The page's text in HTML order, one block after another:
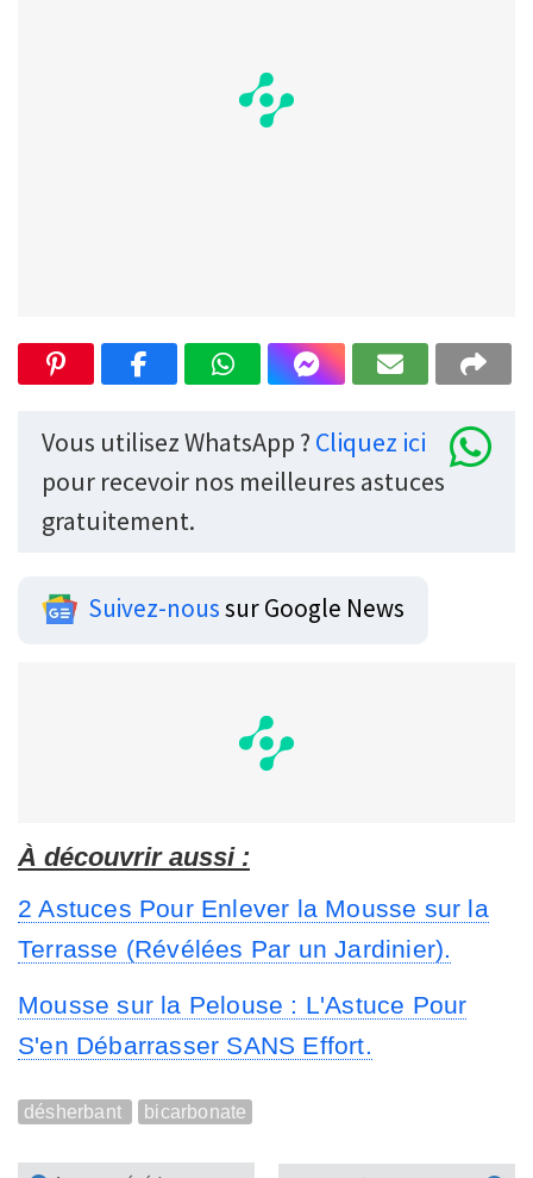
Vous utilisez WhatsApp ? Cliquez ici
pour recevoir nos meilleures astuces
gratuitement.
Suivez-noussur Google News
À découvrir aussi :
2 Astuces Pour Enlever la Mousse sur la
Terrasse (Révélées Par un Jardinier).
Mousse sur la Pelouse : L'Astuce Pour
S'en Débarrasser SANS Effort.
désherbant bicarbonate